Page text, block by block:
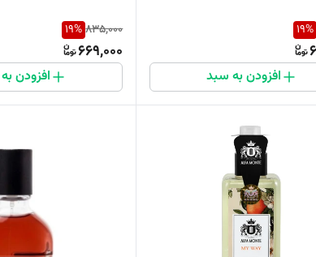
19%
افزودن به سبد
835,000
19%
669,000
افزودن